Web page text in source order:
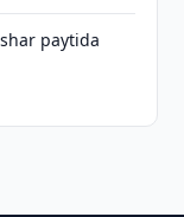
paytida